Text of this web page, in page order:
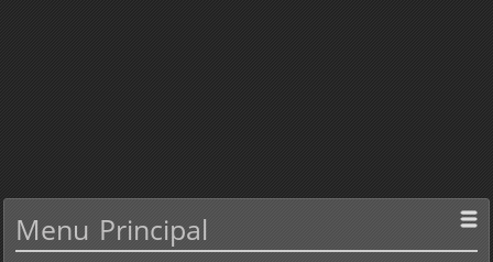
Menu Principal